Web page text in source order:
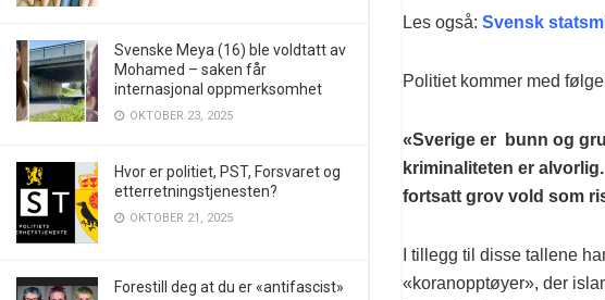
Svenske Meya (16) ble voldtatt av
Mohamed – saken får
internasjonal oppmerksomhet
OKTOBER 23, 2025
Hvor er politiet, PST, Forsvaret og
etterretningstjenesten?
OKTOBER 21, 2025
Forestill deg at du er «antifascist»
Les også: Svensk
Politiet kommer med
«Sverige er bunn og
kriminaliteten er
fortsatt grov vold som
I tillegg til disse tallene
«koranopptøyer», der